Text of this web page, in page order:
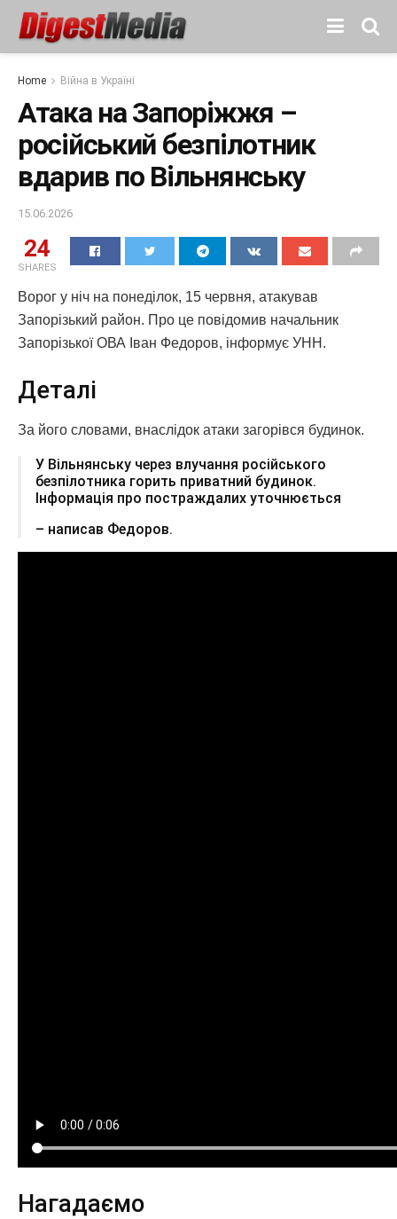
Home Війна в Україні
Атака на Запоріжжя –
російський безпілотник
вдарив по Вільнянську
15.06.2026
24
SHARES
Ворог у ніч на понеділок, 15 червня, атакував
Запорізький район. Про це повідомив начальник
Запорізької ОВА Іван Федоров, інформує УНН.
Деталі
За його словами, внаслідок атаки загорівся будинок.
У Вільнянську через влучання російського
безпілотника горить приватний будинок.
Інформація про постраждалих уточнюється
– написав Федоров.
Нагадаємо